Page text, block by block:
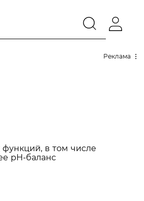
Реклама